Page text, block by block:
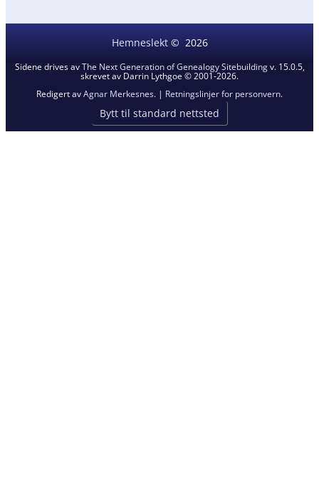
Hemneslekt© 2026
Sidene drives avThe Next Generation of Genealogy Sitebuildingv. 15.0.5,
skrevet av Darrin Lythgoe © 2001-2026.
Redigert avAgnar Merkesnes. | Retningslinjer for personvern.
Bytt til standard nettsted